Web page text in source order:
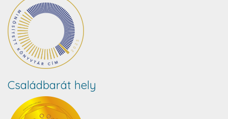
Családbarát hely